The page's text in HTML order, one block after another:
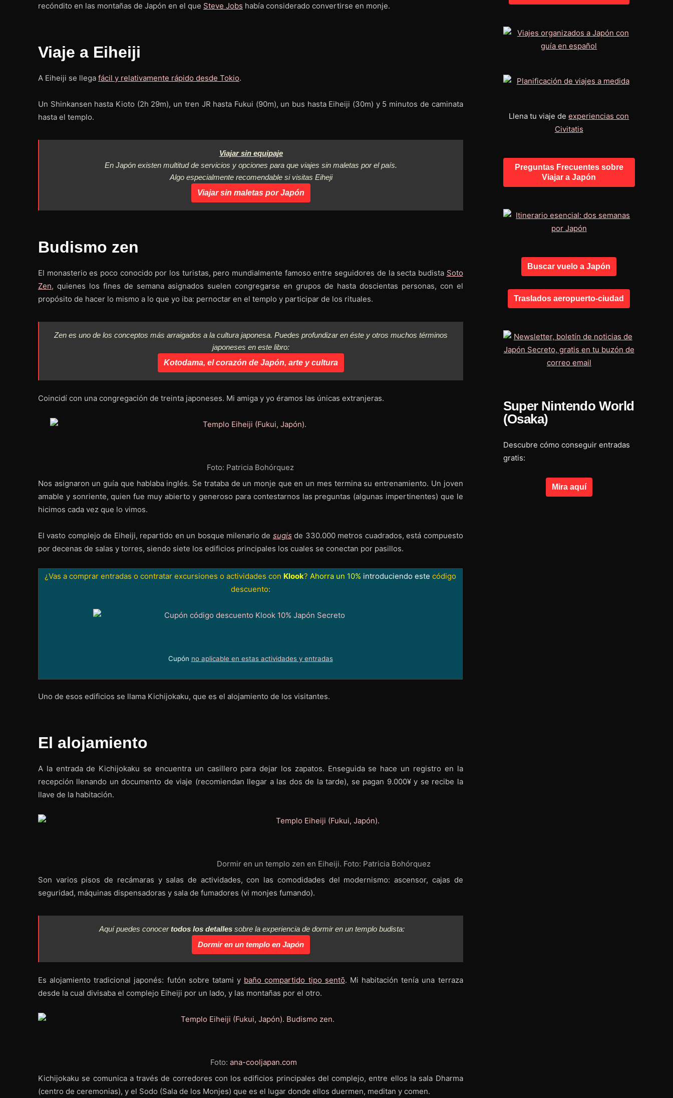
recóndito en las montañas de Japón en el que Steve Jobs había considerado convertirse en monje.
Viaje a Eiheiji
A Eiheiji se llega fácil y relativamente rápido desde Tokio.
Un Shinkansen hasta Kioto (2h 29m), un tren JR hasta Fukui (90m), un bus hasta Eiheiji (30m) y 5 minutos de caminata
hasta el templo.
Viajar sin equipaje
En Japón existen multitud de servicios y opciones para que viajes sin maletas por el país.
Algo especialmente recomendable si visitas Eiheji
Viajar sin maletas por Japón
Budismo zen
El monasterio es poco conocido por los turistas, pero mundialmente famoso entre seguidores de la secta budista Soto
Zen, quienes los fines de semana asignados suelen congregarse en grupos de hasta doscientas personas, con el
propósito de hacer lo mismo a lo que yo iba: pernoctar en el templo y participar de los rituales.
Zen es uno de los conceptos más arraigados a la cultura japonesa. Puedes profundizar en éste y otros muchos términos
japoneses en este libro:
Kotodama, el corazón de Japón, arte y cultura
Coincidí con una congregación de treinta japoneses. Mi amiga y yo éramos las únicas extranjeras.
Foto: Patricia Bohórquez
Nos asignaron un guía que hablaba inglés. Se trataba de un monje que en un mes termina su entrenamiento. Un joven
amable y sonriente, quien fue muy abierto y generoso para contestarnos las preguntas (algunas impertinentes) que le
hicimos cada vez que lo vimos.
El vasto complejo de Eiheiji, repartido en un bosque milenario de sugisde 330.000 metros cuadrados, está compuesto
por decenas de salas y torres, siendo siete los edificios principales los cuales se conectan por pasillos.
¿Vas a comprar entradas o contratar excursiones o actividades con Klook? Ahorra un 10% introduciendo este código
descuento:
Cupón no aplicable en estas actividades y entradas
Uno de esos edificios se llama Kichijokaku, que es el alojamiento de los visitantes.
El alojamiento
A la entrada de Kichijokaku se encuentra un casillero para dejar los zapatos. Enseguida se hace un registro en la
recepción llenando un documento de viaje (recomiendan llegar a las dos de la tarde), se pagan 9.000¥ y se recibe la
llave de la habitación.
Dormir en un templo zen en Eiheiji. Foto: Patricia Bohórquez
Son varios pisos de recámaras y salas de actividades, con las comodidades del modernismo: ascensor, cajas de
seguridad, máquinas dispensadoras y sala de fumadores (vi monjes fumando).
Aquí puedes conocertodos los detalles sobre la experiencia de dormir en un templo budista:
Dormir en un templo en Japón
Es alojamiento tradicional japonés: futón sobre tatami y baño compartido tipo sentō. Mi habitación tenía una terraza
desde la cual divisaba el complejo Eiheiji por un lado, y las montañas por el otro.
Foto: ana-cooljapan.com
Kichijokaku se comunica a través de corredores con los edificios principales del complejo, entre ellos la sala Dharma
(centro de ceremonias), y el Sodo (Sala de los Monjes) que es el lugar donde ellos duermen, meditan y comen.
Llena tu viaje deexperiencias con
Civitatis
Preguntas Frecuentes sobre
Viajar a Japón
Buscar vuelo a Japón
Traslados aeropuerto-ciudad
Super Nintendo World
(Osaka)
Descubre cómo conseguir entradas
gratis:
Mira aquí